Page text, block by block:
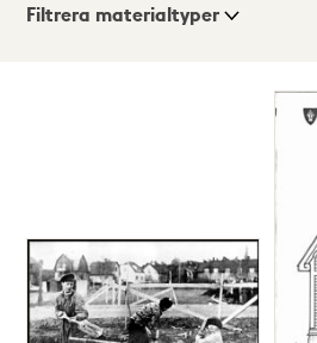
Visningsläge
Filtrera materialtyper